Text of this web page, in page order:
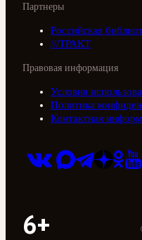
Партнеры
Российская
///ТРАКТ
Правовая информация
Условия
Политика
Контактная
6+